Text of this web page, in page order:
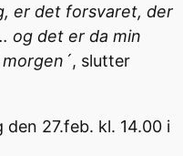
er det forsvaret, der
og det er da min
, slutter
den 27.feb. kl. 14.00 i